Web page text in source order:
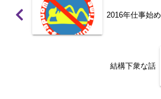
2016年仕事始め
結構下衆な話